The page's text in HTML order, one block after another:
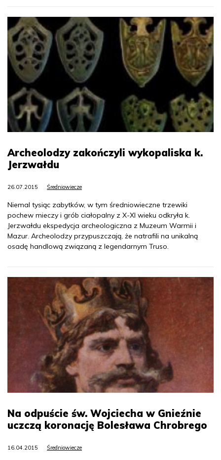
Archeolodzy zakończyli wykopaliska k.
Jerzwałdu
26.07.2015 Średniowiecze
Niemal tysiąc zabytków, w tym średniowieczne trzewiki
pochew mieczy i grób ciałopalny z X-XI wieku odkryła k.
Jerzwałdu ekspedycja archeologiczna z Muzeum Warmii i
Mazur. Archeolodzy przypuszczają, że natrafili na unikalną
osadę handlową związaną z legendarnym Truso.
Na odpuście św. Wojciecha w Gnieźnie
uczczą koronację Bolesława Chrobrego
16.04.2015 Średniowiecze